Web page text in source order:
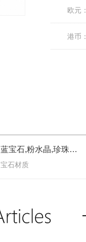
欧元：
港币：
蓝宝石,粉水晶,珍珠母贝,紫水晶,玫瑰榴石,无色钻石
宝石材质